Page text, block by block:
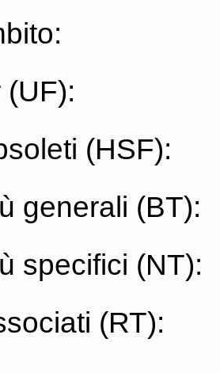
(HSF):
generali (BT):
specifici (NT):
(RT):